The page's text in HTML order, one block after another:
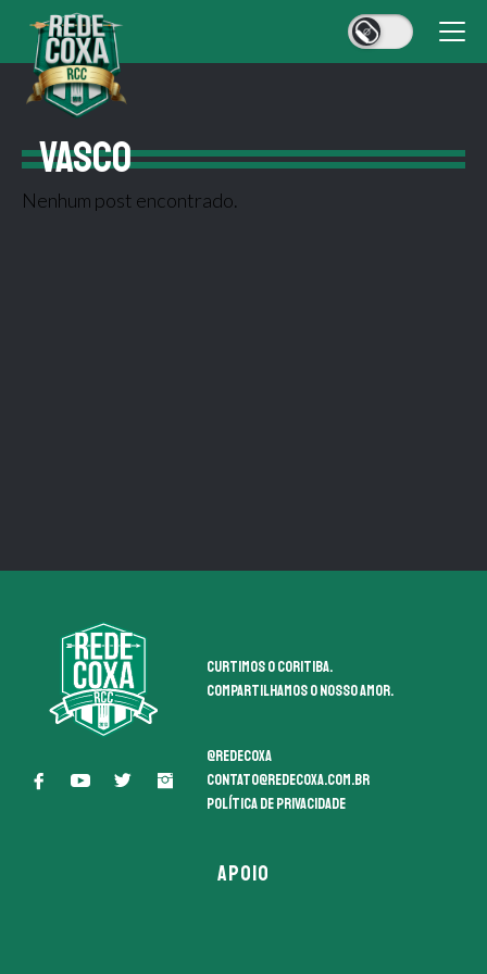
VASCO
Nenhum post encontrado.
Curtimos o coritiba.
Compartilhamos o nosso amor.
@redecoxa
contato@redecoxa.com.br
Política de Privacidade
APOIO